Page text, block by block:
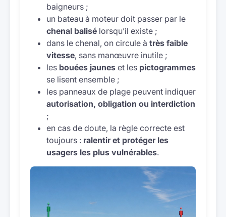
baigneurs ;
un bateau à moteur doit passer par le
chenal balisé lorsqu’il existe ;
dans le chenal, on circule à très faible
vitesse, sans manœuvre inutile ;
les bouées jaunes et les pictogrammes
se lisent ensemble ;
les panneaux de plage peuvent indiquer
autorisation, obligation ou interdiction
;
en cas de doute, la règle correcte est
toujours : ralentir et protéger les
usagers les plus vulnérables.